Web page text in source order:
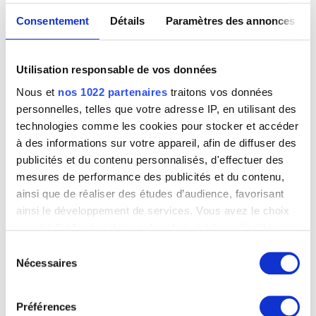
Consentement Détails Paramètres des annonces
Utilisation responsable de vos données
Nous et nos 1022 partenaires traitons vos données
personnelles, telles que votre adresse IP, en utilisant des
technologies comme les cookies pour stocker et accéder
à des informations sur votre appareil, afin de diffuser des
publicités et du contenu personnalisés, d'effectuer des
mesures de performance des publicités et du contenu,
ainsi que de réaliser des études d’audience, favorisant
ainsi le développement de services. Vous avez le choix
quant à l'utilisation de vos données et à leurs finalités.
tout moment en consultant la Déclaration relative aux
cookies ou en cliquant sur l'icône de confidentialité.
Si vous le permettez, nous aimerions également :
Nécessaires
Préférences
Victor Magariños D.
Victor Magariños D.